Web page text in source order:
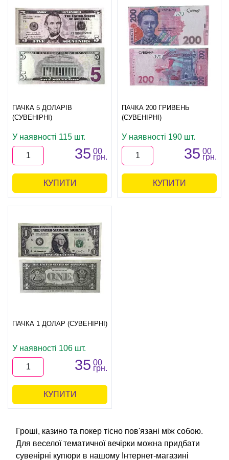
ПАЧКА 5 ДОЛАРІВ
(СУВЕНІРНІ)
У наявності 115 шт.
35 00
грн.
КУПИТИ
ПАЧКА 200 ГРИВЕНЬ
(СУВЕНІРНІ)
У наявності 190 шт.
35 00
грн.
КУПИТИ
ПАЧКА 1 ДОЛАР (СУВЕНІРНІ)
У наявності 106 шт.
35 00
грн.
КУПИТИ
Гроші, казино та покер тісно пов'язані між собою.
Для веселої тематичної вечірки можна придбати
сувенірні купюри в нашому Інтернет-магазині